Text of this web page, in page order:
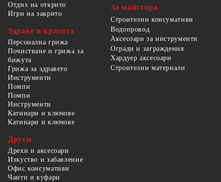
Отдих на открито
Игри на закрито
Здраве и красота
Персонална грижа
Почистване и грижа за
бижута
Грижа за здравето
За майстора
Строителни консумативи
Водопровод
Аксесоари за инструменти
Огради и заграждения
Хардуер аксесоари
Строителни материали
Инструменти
Помпи
Помпи
Инструменти
Катинари и ключове
Катинари и ключове
Други
Дрехи и аксесоари
Изкуство и забавление
Офис консумативи
Чанти и куфари